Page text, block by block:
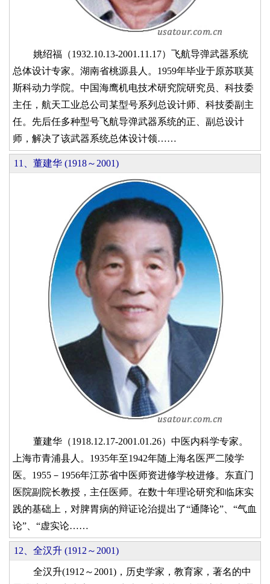
姚绍福（1932.10.13-2001.11.17）飞航导弹武器系统
总体设计专家。湖南省桃源县人。1959年毕业于原苏联莫
斯科动力学院。中国海鹰机电技术研究院研究员、科技委
主任，航天工业总公司某型号系列总设计师、科技委副主
任。先后任多种型号飞航导弹武器系统的正、副总设计
师，解决了该武器系统总体设计领……
11、董建华 (1918～2001)
董建华（1918.12.17-2001.01.26）中医内科学专家。
上海市青浦县人。1935年至1942年随上海名医严二陵学
医。1955－1956年江苏省中医师资进修学校进修。东直门
医院副院长教授，主任医师。在数十年理论研究和临床实
践的基础上，对脾胃病的辩证论治提出了“通降论”、“气血
论”、“虚实论……
12、全汉升 (1912～2001)
全汉升(1912～2001)，历史学家，教育家，著名的中